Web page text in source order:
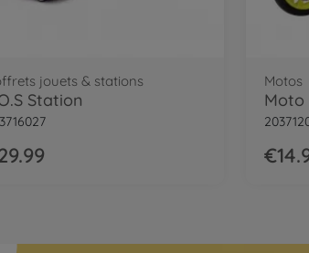
jouets & stations
Station
Motos
Moto